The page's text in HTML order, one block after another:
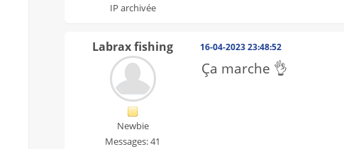
IP archivée
Labrax fishing
Newbie
Messages: 41
16-04-2023 23:48:52
Ça marche 👌